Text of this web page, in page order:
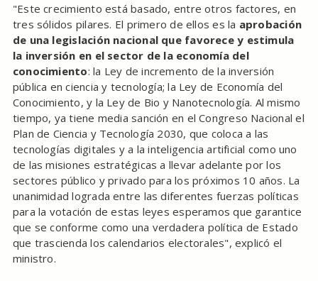
"Este crecimiento está basado, entre otros factores, en
tres sólidos pilares. El primero de ellos es la aprobación
de una legislación nacional que favorece y estimula
la inversión en el sector de la economía del
conocimiento: la Ley de incremento de la inversión
pública en ciencia y tecnología; la Ley de Economía del
Conocimiento, y la Ley de Bio y Nanotecnología. Al mismo
tiempo, ya tiene media sanción en el Congreso Nacional el
Plan de Ciencia y Tecnología 2030, que coloca a las
tecnologías digitales y a la inteligencia artificial como uno
de las misiones estratégicas a llevar adelante por los
sectores público y privado para los próximos 10 años. La
unanimidad lograda entre las diferentes fuerzas políticas
para la votación de estas leyes esperamos que garantice
que se conforme como una verdadera política de Estado
que trascienda los calendarios electorales", explicó el
ministro.